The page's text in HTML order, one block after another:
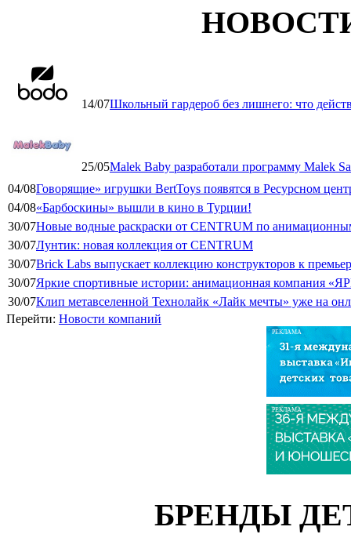
14/07Школьный гардероб без лишнего: что
25/05Malek Baby разработали программу Malek
04/08Говорящие» игрушки BertToys появятся в Ресурсном
04/08«Барбоскины» вышли в кино в Турции!
30/07Новые водные раскраски от CENTRUM по
30/07Лунтик: новая коллекция от CENTRUM
30/07Brick Labs выпускает коллекцию конструкторов к
30/07Яркие спортивные истории: анимационная компания
30/07Клип метавселенной Технолайк «Лайк мечты» уже на
Перейти: Новости компаний
РЕКЛАМА
РЕКЛАМА
БРЕНДЫ